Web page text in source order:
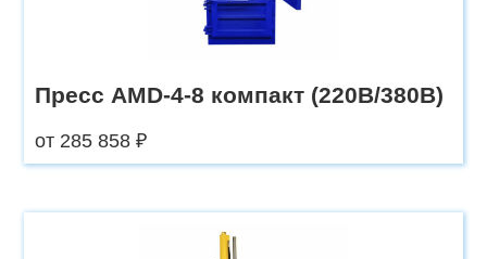
Пресс AMD-4-8 компакт (220В/380В)
от 285 858 ₽